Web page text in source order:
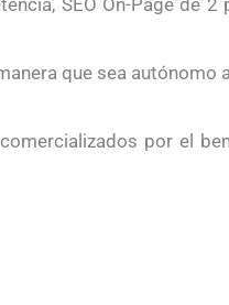
que sea autónomo
por el